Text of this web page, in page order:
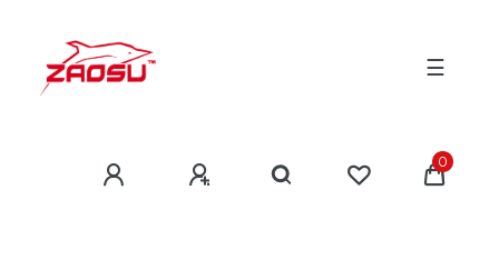
☰
0